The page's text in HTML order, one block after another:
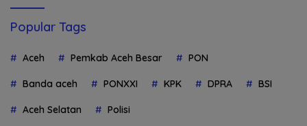
Popular Tags
Aceh Pemkab Aceh Besar PON
Banda aceh PONXXI KPK DPRA BSI
Aceh Selatan Polisi